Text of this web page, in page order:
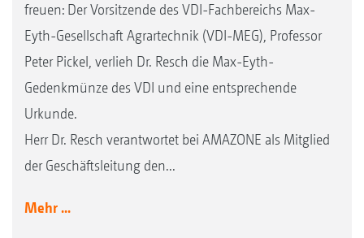
freuen: Der Vorsitzende des VDI-Fachbereichs Max-
Eyth-Gesellschaft Agrartechnik (VDI-MEG), Professor
Peter Pickel, verlieh Dr. Resch die Max-Eyth-
Gedenkmünze des VDI und eine entsprechende
Urkunde.
Herr Dr. Resch verantwortet bei AMAZONE als Mitglied
der Geschäftsleitung den...
Mehr ...